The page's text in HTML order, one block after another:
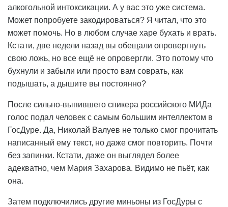
алкогольной интоксикации. А у вас это уже система.
Может попробуете закодироваться? Я читал, что это
может помочь. Но в любом случае харе бухать и врать.
Кстати, две недели назад вы обещали опровергнуть
свою ложь, но все ещё не опровергли. Это потому что
бухнули и забыли или просто вам соврать, как
подышать, а дышите вы постоянно?
После сильно-выпившего спикера российского МИДа
голос подал человек с самым большим интеллектом в
ГосДуре. Да, Николай Валуев не только смог прочитать
написанный ему текст, но даже смог повторить. Почти
без запинки. Кстати, даже он выглядел более
адекватно, чем Мария Захарова. Видимо не пьёт, как
она.
Затем подключились другие миньоны из ГосДуры с